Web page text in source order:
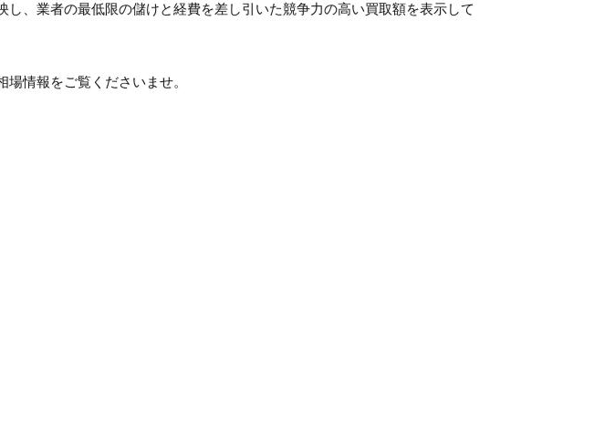
、業者の最低限の儲けと経費を差し引いた競争力の高い買取額を表示して
情報をご覧くださいませ。